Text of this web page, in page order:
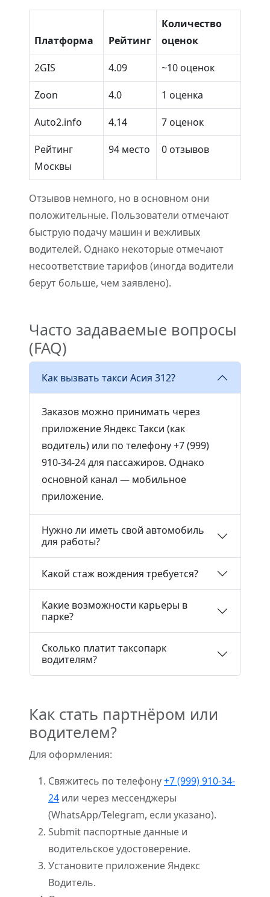
Платформа Рейтинг
Количество
оценок
2GIS 4.09 ~10 оценок
Zoon 4.0 1 оценка
Auto2.info 4.14 7 оценок
Рейтинг
Москвы
94 место 0 отзывов
Отзывов немного, но в основном они
положительные. Пользователи отмечают
быструю подачу машин и вежливых
водителей. Однако некоторые отмечают
несоответствие тарифов (иногда водители
берут больше, чем заявлено).
Часто задаваемые вопросы
(FAQ)
Как вызвать такси Асия 312?
Заказов можно принимать через
приложение Яндекс Такси (как
водитель) или по телефону +7 (999)
910-34-24 для пассажиров. Однако
основной канал — мобильное
приложение.
Нужно ли иметь свой автомобиль
для работы?
Какой стаж вождения требуется?
Какие возможности карьеры в
парке?
Сколько платит таксопарк
водителям?
Как стать партнёром или
водителем?
Для оформления:
Свяжитесь по телефону+7 (999) 910-34-
24 или через мессенджеры
(WhatsApp/Telegram, если указано).
Submit паспортные данные и
водительское удостоверение.
Установите приложение Яндекс
Водитель.